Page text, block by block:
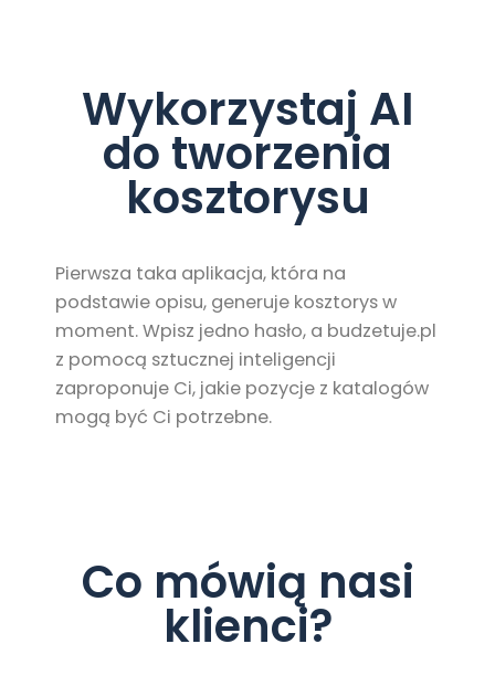
Wykorzystaj AI
do tworzenia
kosztorysu
Pierwsza taka aplikacja, która na
podstawie opisu, generuje kosztorys w
moment. Wpisz jedno hasło, a budzetuje.pl
z pomocą sztucznej inteligencji
zaproponuje Ci, jakie pozycje z katalogów
mogą być Ci potrzebne.
Co mówią nasi
klienci?